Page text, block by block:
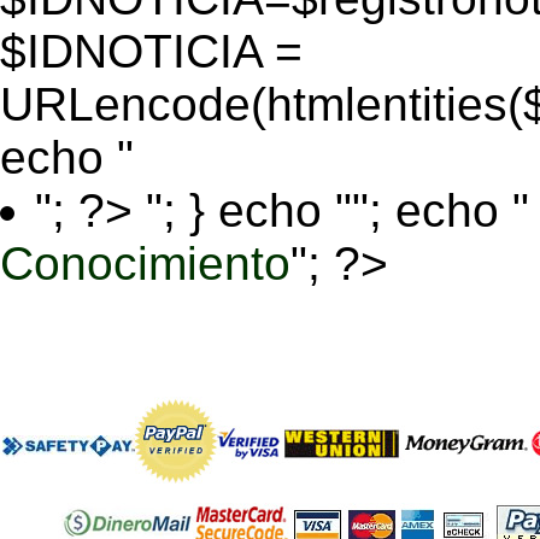
$IDNOTICIA =
echo "
"; ?> "; } echo ""; echo "
Conocimiento"; ?>